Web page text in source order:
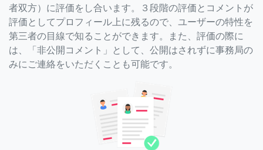
者双方）に評価をし合います。３段階の評価とコメントが
評価としてプロフィール上に残るので、ユーザーの特性を
第三者の目線で知ることができます。また、評価の際に
は、「非公開コメント」として、公開はされずに事務局の
みにご連絡をいただくことも可能です。